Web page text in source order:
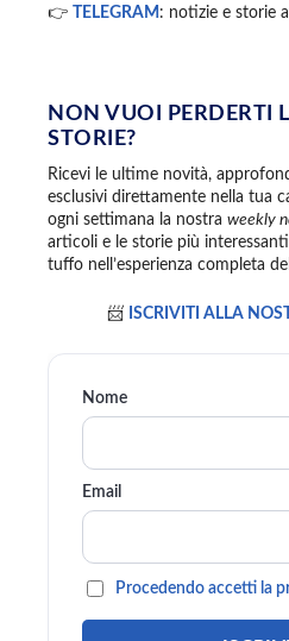
👉
TELEGRAM : notizie e storie
NON VUOI PERDERTI
STORIE?
Ricevi le ultime novità,
esclusivi direttamente nella tua
ogni settimana la nostra weekly
articoli e le storie più
tuffo nell’esperienza completa
📨 ISCRIVITI ALLA
Nome
Email
Procedendo accetti la